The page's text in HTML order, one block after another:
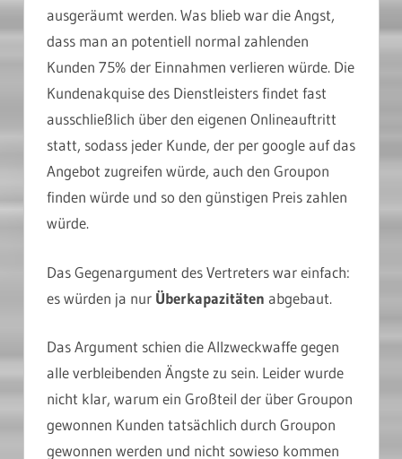
ausgeräumt werden. Was blieb war die Angst,
dass man an potentiell normal zahlenden
Kunden 75% der Einnahmen verlieren würde. Die
Kundenakquise des Dienstleisters findet fast
ausschließlich über den eigenen Onlineauftritt
statt, sodass jeder Kunde, der per google auf das
Angebot zugreifen würde, auch den Groupon
finden würde und so den günstigen Preis zahlen
würde.
Das Gegenargument des Vertreters war einfach:
es würden ja nur Überkapazitäten abgebaut.
Das Argument schien die Allzweckwaffe gegen
alle verbleibenden Ängste zu sein. Leider wurde
nicht klar, warum ein Großteil der über Groupon
gewonnen Kunden tatsächlich durch Groupon
gewonnen werden und nicht sowieso kommen